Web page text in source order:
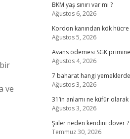
ve
BKM yaş sınırı var mı ?
Ağustos 6, 2026
Kordon kanından kök
Ağustos 5, 2026
Avans ödemesi SGK
Ağustos 4, 2026
7 baharat hangi yemeklerde
Ağustos 3, 2026
31’in anlamı ne küfür olarak
Ağustos 3, 2026
Şiiler neden kendini döver ?
Temmuz 30, 2026